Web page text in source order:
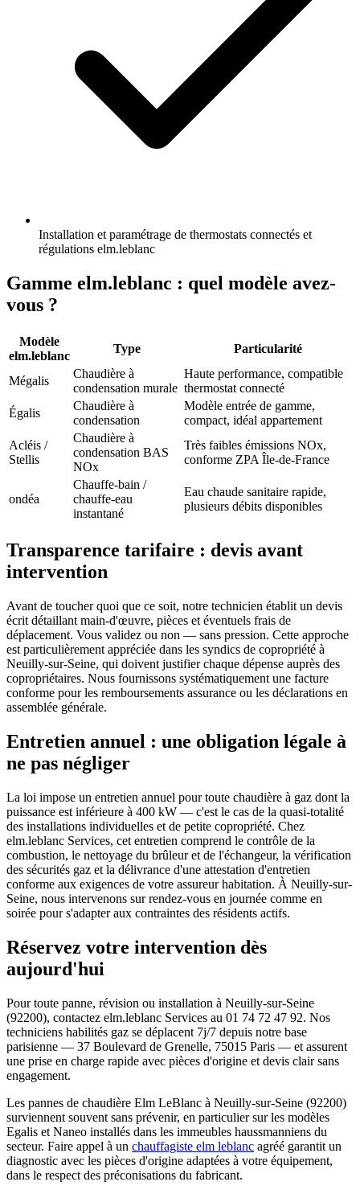
Installation et paramétrage de thermostats connectés et
régulations elm.leblanc
Gamme elm.leblanc : quel modèle avez-
vous ?
Modèle
elm.leblanc
Type Particularité
Mégalis
Chaudière à
condensation murale
Haute performance, compatible
thermostat connecté
Égalis
Chaudière à
condensation
Modèle entrée de gamme,
compact, idéal appartement
Acléis /
Stellis
Chaudière à
condensation BAS
NOx
Très faibles émissions NOx,
conforme ZPA Île-de-France
ondéa
Chauffe-bain /
chauffe-eau
instantané
Eau chaude sanitaire rapide,
plusieurs débits disponibles
Transparence tarifaire : devis avant
intervention
Avant de toucher quoi que ce soit, notre technicien établit un devis
écrit détaillant main-d'œuvre, pièces et éventuels frais de
déplacement. Vous validez ou non — sans pression. Cette approche
est particulièrement appréciée dans les syndics de copropriété à
Neuilly-sur-Seine, qui doivent justifier chaque dépense auprès des
copropriétaires. Nous fournissons systématiquement une facture
conforme pour les remboursements assurance ou les déclarations en
assemblée générale.
Entretien annuel : une obligation légale à
ne pas négliger
La loi impose un entretien annuel pour toute chaudière à gaz dont la
puissance est inférieure à 400 kW — c'est le cas de la quasi-totalité
des installations individuelles et de petite copropriété. Chez
elm.leblanc Services, cet entretien comprend le contrôle de la
combustion, le nettoyage du brûleur et de l'échangeur, la vérification
des sécurités gaz et la délivrance d'une attestation d'entretien
conforme aux exigences de votre assureur habitation. À Neuilly-sur-
Seine, nous intervenons sur rendez-vous en journée comme en
soirée pour s'adapter aux contraintes des résidents actifs.
Réservez votre intervention dès
aujourd'hui
Pour toute panne, révision ou installation à Neuilly-sur-Seine
(92200), contactez elm.leblanc Services au 01 74 72 47 92. Nos
techniciens habilités gaz se déplacent 7j/7 depuis notre base
parisienne — 37 Boulevard de Grenelle, 75015 Paris — et assurent
une prise en charge rapide avec pièces d'origine et devis clair sans
engagement.
Les pannes de chaudière Elm LeBlanc à Neuilly-sur-Seine (92200)
surviennent souvent sans prévenir, en particulier sur les modèles
Egalis et Naneo installés dans les immeubles haussmanniens du
secteur. Faire appel à un chauffagiste elm leblanc agréé garantit un
diagnostic avec les pièces d'origine adaptées à votre équipement,
dans le respect des préconisations du fabricant.